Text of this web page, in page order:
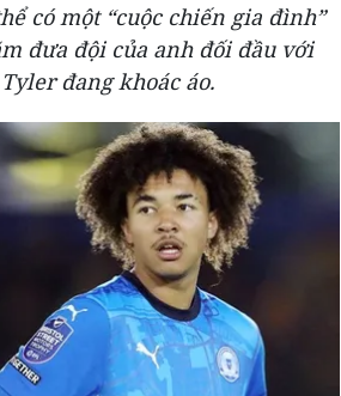
có một “cuộc chiến gia đình”
đưa đội của anh đối đầu với
đang khoác áo.